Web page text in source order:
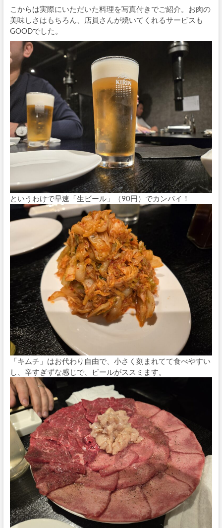
こからは実際にいただいた料理を写真付きでご紹介。お肉の
美味しさはもちろん、店員さんが焼いてくれるサービスも
GOODでした。
というわけで早速「生ビール」（90円）でカンパイ！
「キムチ」はお代わり自由で、小さく刻まれてて食べやすい
し、辛すぎずな感じで、ビールがススミます。